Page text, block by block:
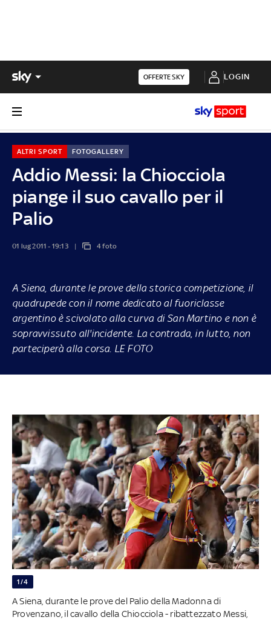
OFFERTE SKY LOGIN
Addio Messi: la Chiocciola
piange il suo cavallo per il
Palio
ALTRI SPORT FOTOGALLERY
01 lug 2011 - 19:13 4 foto
A Siena, durante le prove della storica competizione, il
quadrupede con il nome dedicato al fuoriclasse
argentino è scivolato alla curva di San Martino e non è
sopravvissuto all'incidente. La contrada, in lutto, non
parteciperà alla corsa. LE FOTO
1/4
A Siena, durante le prove del Palio della Madonna di
Provenzano, il cavallo della Chiocciola - ribattezzato Messi,